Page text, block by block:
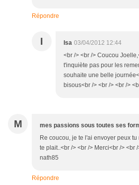
Répondre
I Isa 03/04/2012 12:44
<br /> <br /> Coucou
t'inquiète pas pour les
souhaite une belle
bisous<br /> <br /> <br />
M mes passions sous toutes ses
Re coucou, je te l'ai envoyer peux tu
te plait..<br /> <br /> Merci<br /> <br
nath85
Répondre